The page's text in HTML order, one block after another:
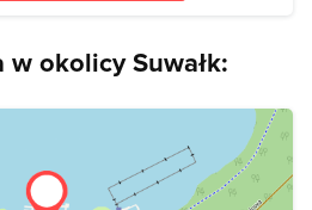
okolicy Suwałk: